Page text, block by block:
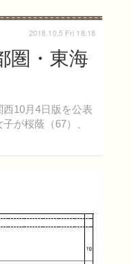
圏・東海
10月4日版を公表
が桜蔭（67）、
2018.10.5 Fri 18:18